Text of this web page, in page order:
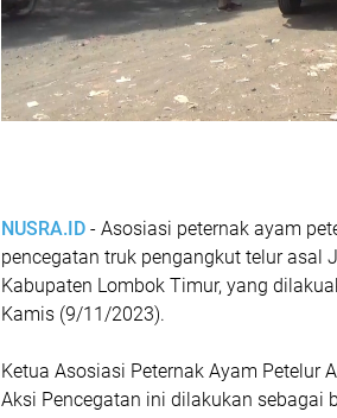
NUSRA.ID - Asosiasi peternak ayam
pencegatan truk pengangkut telur asal
Kabupaten Lombok Timur, yang
Kamis (9/11/2023).
Ketua Asosiasi Peternak Ayam Petelur
Aksi Pencegatan ini dilakukan sebagai